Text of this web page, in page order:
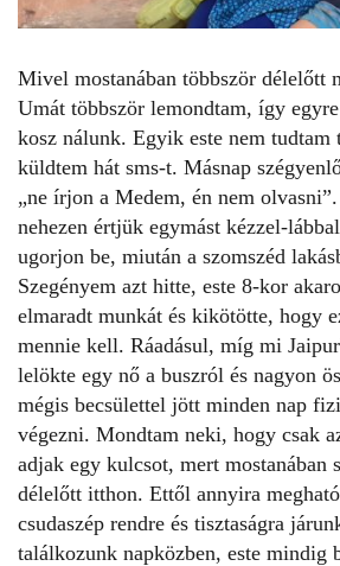
Mivel mostanában többször délelőtt
Umát többször lemondtam, így
kosz nálunk. Egyik este nem tudtam
küldtem hát sms-t. Másnap
„ne írjon a Medem, én nem
nehezen értjük egymást kézzel-
ugorjon be, miután a szomszéd
Szegényem azt hitte, este 8-kor
elmaradt munkát és kikötötte, hogy
mennie kell. Ráadásul, míg mi
lelökte egy nő a buszról és nagyon
mégis becsülettel jött minden nap
végezni. Mondtam neki, hogy csak
adjak egy kulcsot, mert mostanában
délelőtt itthon. Ettől annyira
csudaszép rendre és tisztaságra
találkozunk napközben, este mindig